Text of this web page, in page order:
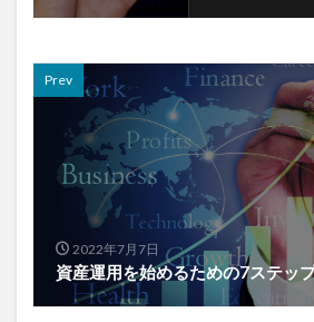
Prev
2022年7月7日
資産運用を始めるための7ステッ